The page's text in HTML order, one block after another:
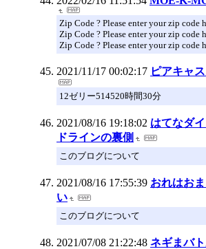
Zip Code ? Please enter your zip code
Zip Code ? Please enter your zip code
Zip Code ? Please enter your zip code
2021/11/17 00:02:17 ピアキャ
12ゼリー514520時間30分
2021/08/16 19:18:02 はてなダ
ドラインの裏側
このブログについて
2021/08/16 17:55:39 おれはお
い
このブログについて
2021/07/08 21:22:48 ネギまバ